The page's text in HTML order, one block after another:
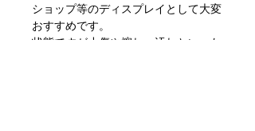
ショップ等のディスプレイとして大変
おすすめです。
状態ですが小傷や擦れ、汚れといった